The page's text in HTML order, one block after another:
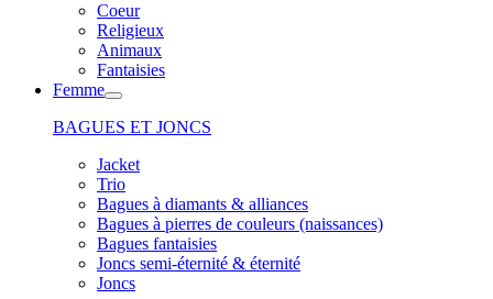
Coeur
Religieux
Animaux
Fantaisies
Femme
BAGUES ET JONCS
Jacket
Trio
Bagues à diamants & alliances
Bagues à pierres de couleurs (naissances)
Bagues fantaisies
Joncs semi-éternité & éternité
Joncs